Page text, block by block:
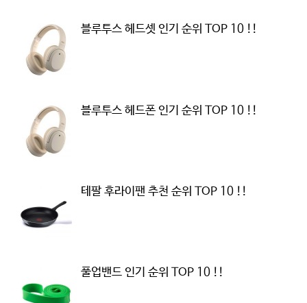
블루투스 헤드셋 인기 순위 TOP 10 !!
블루투스 헤드폰 인기 순위 TOP 10 !!
테팔 후라이팬 추천 순위 TOP 10 !!
풀업밴드 인기 순위 TOP 10 !!